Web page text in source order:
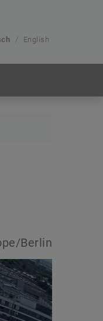
/ English
Berlin